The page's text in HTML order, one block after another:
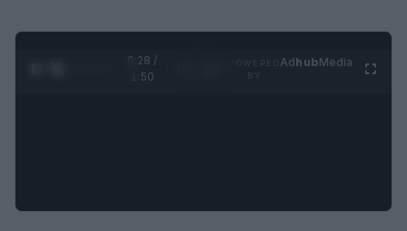
0:29 /
1:50
AdhubMedia